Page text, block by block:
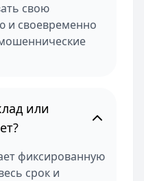
свою
и своевременно
или
фиксированную
срок и